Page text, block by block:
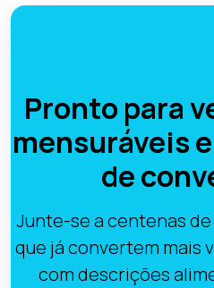
Pronto para
mensuráveis
de
Junte-se a centenas
que já convertem mais
com descrições